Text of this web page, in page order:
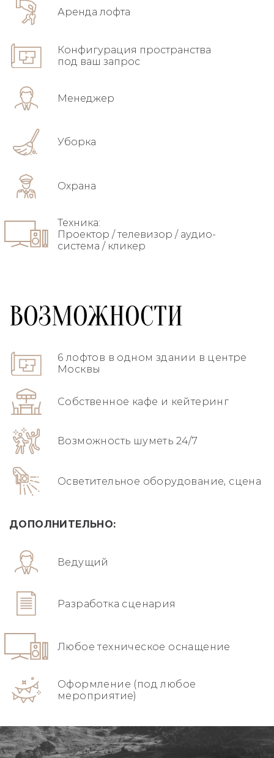
Аренда лофта
Конфигурация пространства
под ваш запрос
Менеджер
Уборка
Охрана
Техника:
Проектор / телевизор / аудио-
система / кликер
ВОЗМОЖНОСТИ
6 лофтов в одном здании в центре
Москвы
Собственное кафе и кейтеринг
Возможность шуметь 24/7
Осветительное оборудование, сцена
ДОПОЛНИТЕЛЬНО:
Ведущий
Разработка сценария
Любое техническое оснащение
Оформление (под любое
мероприятие)